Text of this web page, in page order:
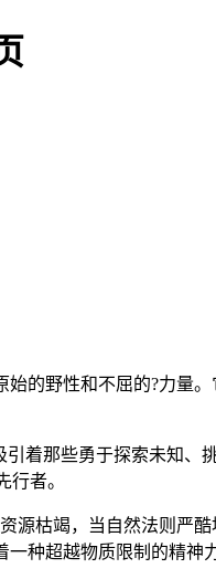
的野性和不屈的?力量
着那些勇于探索未知、
者。
源枯竭，当自然法则严
一种超越物质限制的精